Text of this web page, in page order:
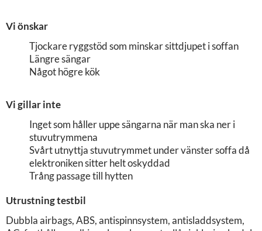
Vi önskar
Tjockare ryggstöd som minskar sittdjupet i soffan
Längre sängar
Något högre kök
Vi gillar inte
Inget som håller uppe sängarna när man ska ner i
stuvutrymmena
Svårt utnyttja stuvutrymmet under vänster soffa då
elektroniken sitter helt oskyddad
Trång passage till hytten
Utrustning testbil
Dubbla airbags, ABS, antispinnsystem, antisladdsystem,